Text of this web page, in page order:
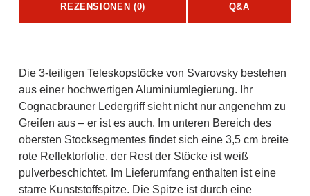
REZENSIONEN (0) Q&A
Die 3-teiligen Teleskopstöcke von Svarovsky bestehen
aus einer hochwertigen Aluminiumlegierung. Ihr
Cognacbrauner Ledergriff sieht nicht nur angenehm zu
Greifen aus – er ist es auch. Im unteren Bereich des
obersten Stocksegmentes findet sich eine 3,5 cm breite
rote Reflektorfolie, der Rest der Stöcke ist weiß
pulverbeschichtet. Im Lieferumfang enthalten ist eine
starre Kunststoffspitze. Die Spitze ist durch eine